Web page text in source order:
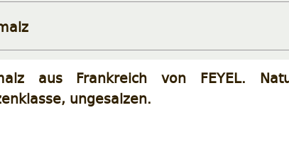
aus Frankreich von FEYEL.
ungesalzen.